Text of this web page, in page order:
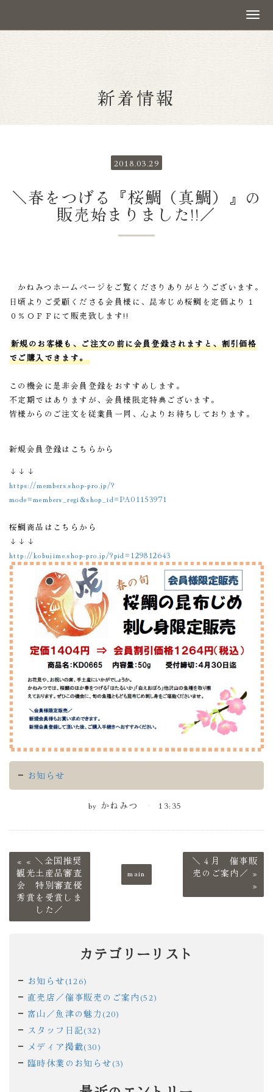
新着情報
2018.03.29
＼春をつげる『桜鯛（真鯛）』の
販売始まりました!!／
かねみつホームページをご覧くださりありがとうございます。
日頃よりご愛顧くださる会員様に、昆布じめ桜鯛を定価より１
０％ＯＦＦにて販売致します!!
新規のお客様も、ご注文の前に会員登録されますと、割引価格
でご購入できます。
この機会に是非会員登録をおすすめします。
不定期ではありますが、会員様限定特典ございます。
皆様からのご注文を従業員一同、心よりお待ちしております。
新規会員登録はこちらから
↓↓↓
https://members.shop-pro.jp/?
mode=members_regi&shop_id=PA01153971
桜鯛商品はこちらから
↓↓↓
http://kobujime.shop-pro.jp/?pid=129812643
お知らせ
by かねみつ 13:35
« ＼全国推奨
観光土産品審査
会 特別審査優
秀賞を受賞しま
した／
main
＼４月 催事販
売のご案内／ »
カテゴリーリスト
お知らせ(126)
直売店／催事販売のご案内(52)
富山／魚津の魅力(20)
スタッフ日記(32)
メディア掲載(30)
臨時休業のお知らせ(3)